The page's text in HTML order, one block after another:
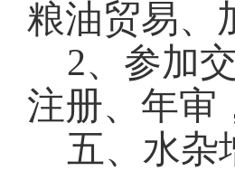
粮油贸易、
2、参加
注册、年审
五、水杂